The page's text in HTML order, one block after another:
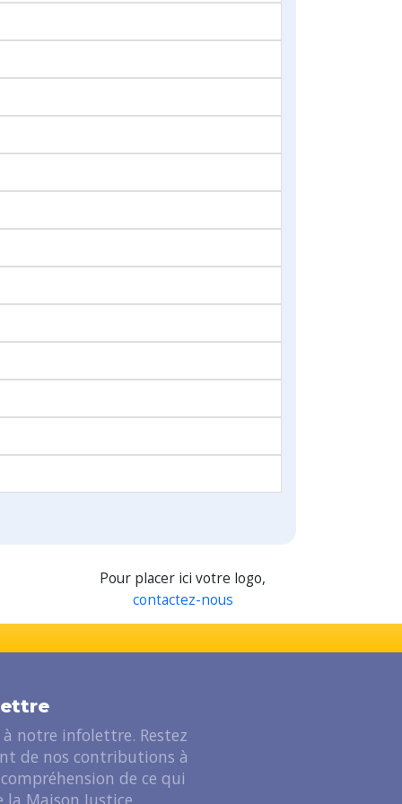
Pour placer ici votre logo,
contactez-nous
notre infolettre. Restez
de nos contributions à
de ce qui